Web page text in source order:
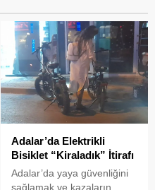
Adalar’da Elektrikli
Bisiklet “Kiraladık” İtirafı
Adalar’da yaya güvenliğini
sağlamak ve kazaların